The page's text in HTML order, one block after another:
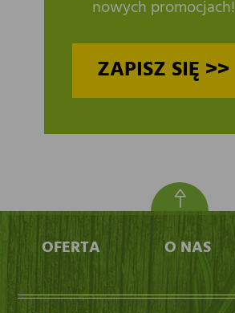
nowych promocjach!
ZAPISZ SIĘ >>
OFERTA O NAS